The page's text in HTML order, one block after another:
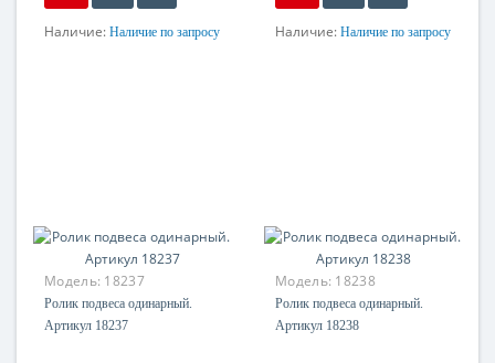
Наличие: Наличие по запросу Наличие: Наличие по запросу
Модель: 18237
Ролик подвеса одинарный.
Артикул 18237
Модель: 18238
Ролик подвеса одинарный.
Артикул 18238